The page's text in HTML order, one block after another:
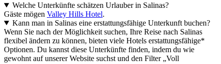
Welche Unterkünfte schätzen Urlauber in Salinas?
Gäste mögen Valley Hills Hotel.
Kann man in Salinas eine erstattungsfähige Unterkunft buchen?
Wenn Sie nach der Möglichkeit suchen, Ihre Reise nach Salinas
flexibel ändern zu können, bieten viele Hotels erstattungsfähige*
Optionen. Du kannst diese Unterkünfte finden, indem du wie
gewohnt auf unserer Website suchst und den Filter „Voll